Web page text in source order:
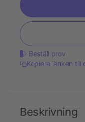
Beställ prov
Kopiera länken
Beskrivning